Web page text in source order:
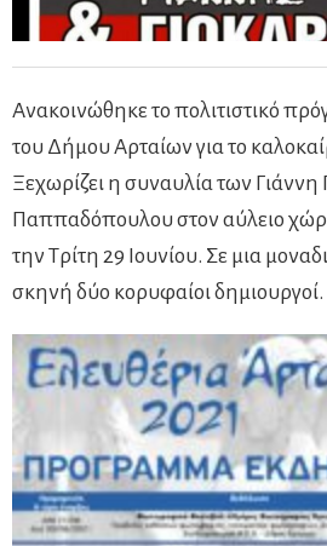
Ανακοινώθηκε το πολιτιστικό
του Δήμου Αρταίων για το
Ξεχωρίζει η συναυλία των Γιάννη
Παππαδόπουλου στον αύλειο
την Τρίτη 29 Ιουνίου. Σε μια
σκηνή δύο κορυφαίοι δημιουργοί.